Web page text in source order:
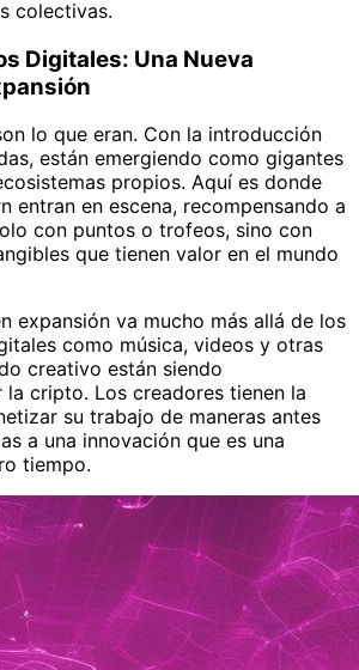
colectivas.
Digitales: Una Nueva
lo que eran. Con la introducción
están emergiendo como gigantes
propios. Aquí es donde
entran en escena, recompensando a
con puntos o trofeos, sino con
que tienen valor en el mundo
expansión va mucho más allá de los
como música, videos y otras
creativo están siendo
cripto. Los creadores tienen la
su trabajo de maneras antes
a una innovación que es una
tiempo.